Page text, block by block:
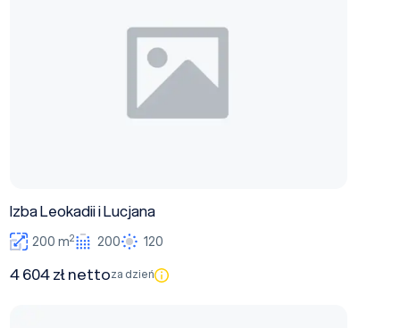
Izba Leokadii i Lucjana
200 m2 200 120
4 604 zł nettoza dzień